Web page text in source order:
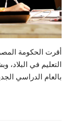
حياة
أقرت الحكومة
التعليم في البلاد،
بالعام الدراسي الجديد،